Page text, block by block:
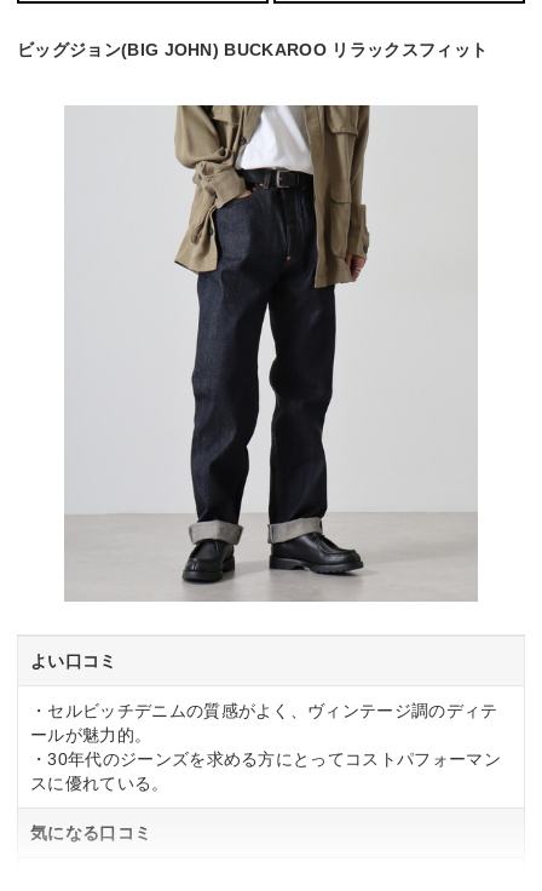
ビッグジョン(BIG JOHN) BUCKAROO リラックスフィット
よい口コミ
・セルビッチデニムの質感がよく、ヴィンテージ調のディテ
ールが魅力的。
・30年代のジーンズを求める方にとってコストパフォーマン
スに優れている。
気になる口コミ